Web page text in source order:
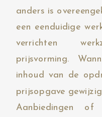
anders is
een eenduidige
verrichten
prijsvorming.
inhoud van de
prijsopgave
Aanbiedingen